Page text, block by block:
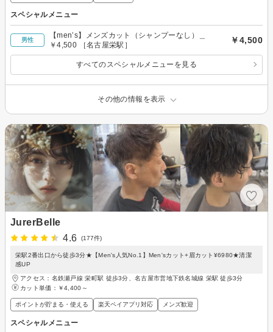
スペシャルメニュー
男性
【men’s】メンズカット（シャンプーなし）＿
￥4,500 ［名古屋栄駅］
￥4,500
すべてのスペシャルメニューを見る
その他の情報を表示
JurerBelle
4.6
(177件)
栄駅2番出口から徒歩3分★【Men's人気No.1】Men'sカット+眉カット¥6980★清潔
感UP
アクセス：名鉄瀬戸線 栄町駅 徒歩3分、名古屋市営地下鉄名城線 栄駅 徒歩3分
カット単価： ￥4,400～
ポイントが貯まる・使える 楽天ペイアプリ対応 メンズ歓迎
スペシャルメニュー